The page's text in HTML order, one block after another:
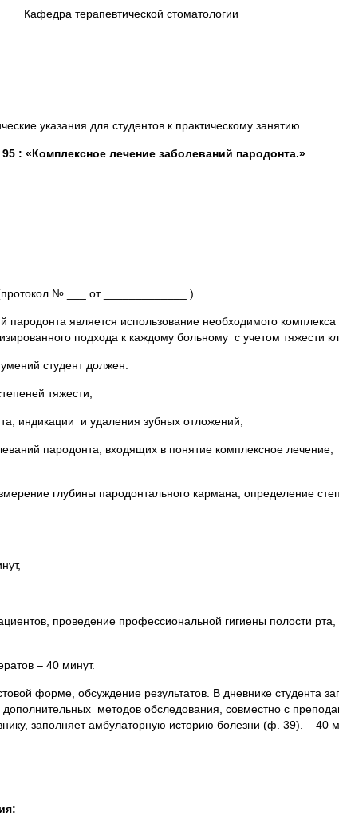
Кафедра терапевтической стоматологии
указания для студентов к практическому занятию
: «Комплексное лечение заболеваний пародонта.»
№ ___ от _____________ )
является использование необходимого
подхода к каждому больному с учетом тяжести
студент должен:
тяжести,
индикации и удаления зубных отложений;
пародонта, входящих в понятие комплексное
глубины пародонтального кармана, определение
проведение профессиональной гигиены полости
– 40 минут.
форме, обсуждение результатов. В дневнике студента
методов обследования, совместно с
заполняет амбулаторную историю болезни (ф. 39). – 40